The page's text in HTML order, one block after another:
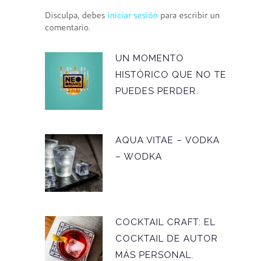
Disculpa, debes iniciar sesión para escribir un
comentario.
UN MOMENTO
HISTÓRICO QUE NO TE
PUEDES PERDER.
AQUA VITAE – VODKA
– WODKA
COCKTAIL CRAFT: EL
COCKTAIL DE AUTOR
MÁS PERSONAL.